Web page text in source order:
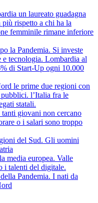
un laureato guadagna
rispetto a chi ha la
femminile rimane inferiore
la Pandemia. Si investe
e tecnologia. Lombardia al
di Start-Up ogni 10.000
le prime due regioni con
l’Italia fra le
statali.
giovani non cercano
o i salari sono troppo
del Sud. Gli uomini
media europea. Valle
i talenti del digitale.
Pandemia. I nati da